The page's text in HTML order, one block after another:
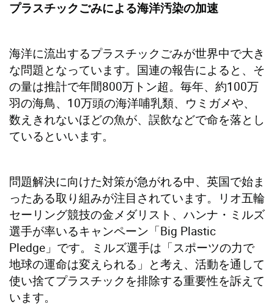
プラスチックごみによる海洋汚染の加速
海洋に流出するプラスチックごみが世界中で大き
な問題となっています。国連の報告によると、そ
の量は推計で年間800万トン超。毎年、約100万
羽の海鳥、10万頭の海洋哺乳類、ウミガメや、
数えきれないほどの魚が、誤飲などで命を落とし
ているといいます。
問題解決に向けた対策が急がれる中、英国で始ま
ったある取り組みが注目されています。リオ五輪
セーリング競技の金メダリスト、ハンナ・ミルズ
選手が率いるキャンペーン「Big Plastic
Pledge」です。ミルズ選手は「スポーツの力で
地球の運命は変えられる」と考え、活動を通して
使い捨てプラスチックを排除する重要性を訴えて
います。